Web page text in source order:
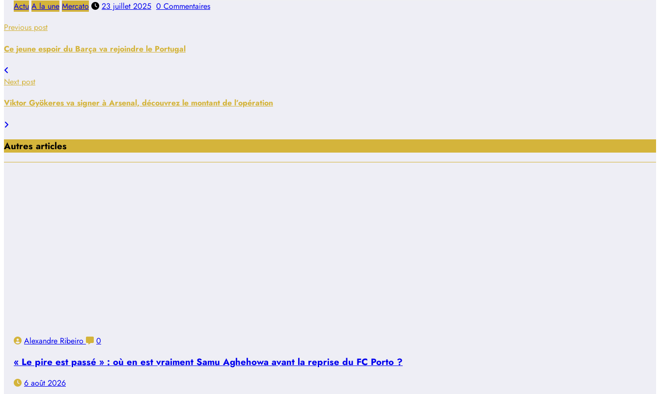
Actu A la une Mercato 23 juillet 2025 0 Commentaires
Previous post
Ce jeune espoir du Barça va rejoindre le Portugal
Next post
Viktor Gyökeres va signer à Arsenal, découvrez le montant de l’opération
Autres articles
Alexandre Ribeiro 0
« Le pire est passé » : où en est vraiment Samu Aghehowa avant la reprise du FC Porto ?
6 août 2026